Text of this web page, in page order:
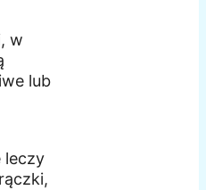
w
lub
leczy